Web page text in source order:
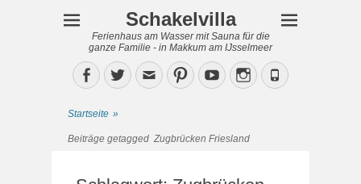
Schakelvilla
Ferienhaus am Wasser mit Sauna für die
ganze Familie - in Makkum am IJsselmeer
Facebook
TwitterEmailPinterestYouTubeInstagram
Phone
Startseite »
Beiträge getagged Zugbrücken Friesland